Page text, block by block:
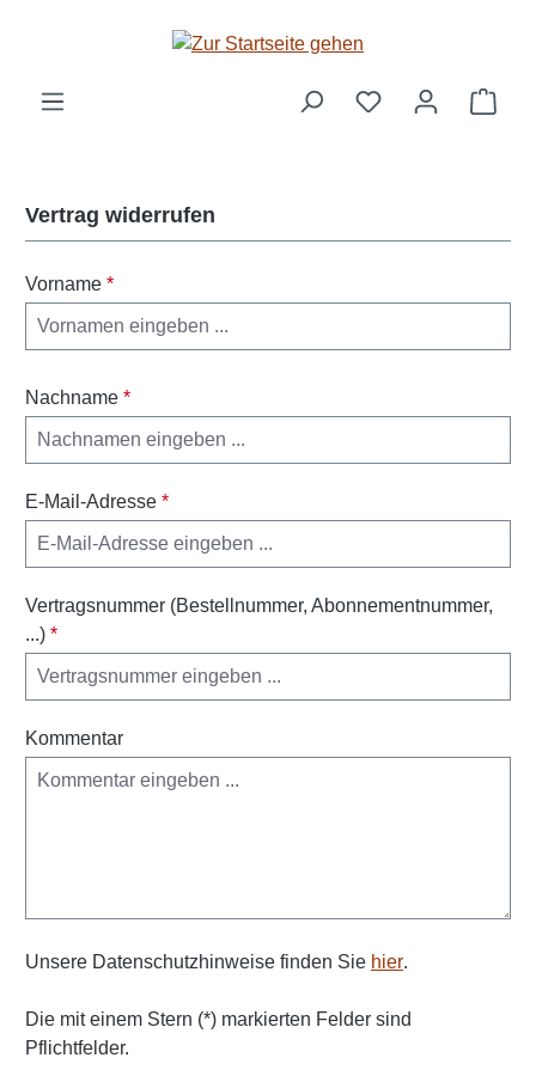
Zum Hauptinhalt springen
Vertrag widerrufen
Vorname *
Nachname *
E-Mail-Adresse *
Vertragsnummer (Bestellnummer, Abonnementnummer,
...) *
Kommentar
Unsere Datenschutzhinweise finden Sie hier.
Die mit einem Stern (*) markierten Felder sind
Pflichtfelder.